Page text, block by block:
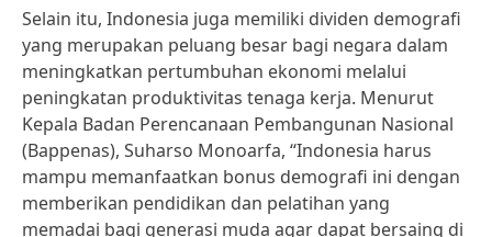
Selain itu, Indonesia juga memiliki dividen demografi
yang merupakan peluang besar bagi negara dalam
meningkatkan pertumbuhan ekonomi melalui
peningkatan produktivitas tenaga kerja. Menurut
Kepala Badan Perencanaan Pembangunan Nasional
(Bappenas), Suharso Monoarfa, “Indonesia harus
mampu memanfaatkan bonus demografi ini dengan
memberikan pendidikan dan pelatihan yang
memadai bagi generasi muda agar dapat bersaing di